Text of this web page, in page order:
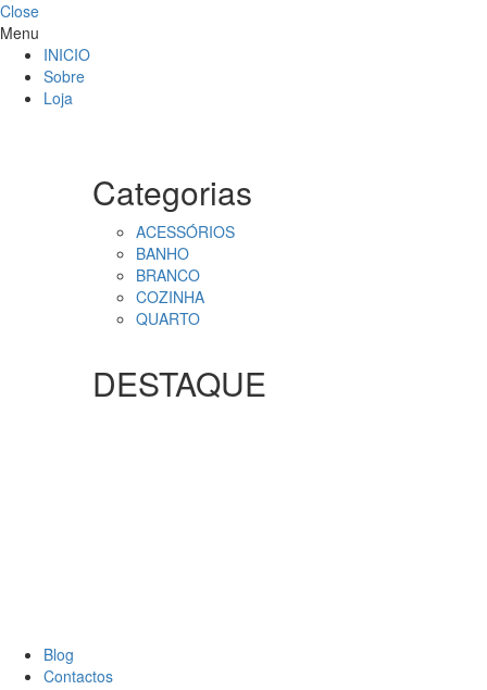
Close
Menu
INICIO
Sobre
Loja
Categorias
ACESSÓRIOS
BANHO
BRANCO
COZINHA
QUARTO
DESTAQUE
Blog
Contactos